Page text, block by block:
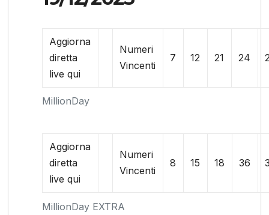
MillionDay
Aggiorna
diretta
live qui
Numeri
Vincenti
7 12 21 24
MillionDay EXTRA
Aggiorna
diretta
live qui
Numeri
Vincenti
8 15 18 36